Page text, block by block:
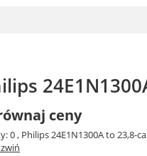
ceny
0, Philips 24E1N1300A to 23,8-